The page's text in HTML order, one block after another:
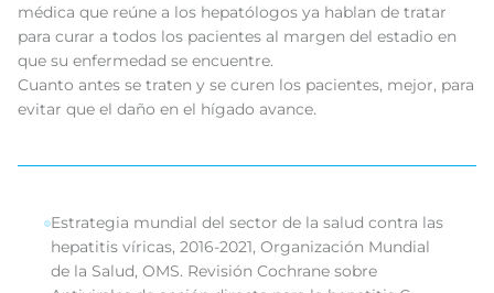
médica que reúne a los hepatólogos ya hablan de tratar
para curar a todos los pacientes al margen del estadio en
que su enfermedad se encuentre.
Cuanto antes se traten y se curen los pacientes, mejor, para
evitar que el daño en el hígado avance.
Estrategia mundial del sector de la salud contra las
hepatitis víricas, 2016-2021, Organización Mundial
de la Salud, OMS. Revisión Cochrane sobre